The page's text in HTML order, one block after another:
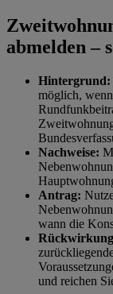
abmelden –
Hintergrund:
möglich,
Nachweise:
Antrag:
wann die
und reichen